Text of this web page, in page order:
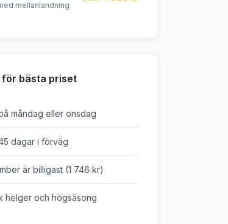
mellanlandning
för bästa priset
måndag eller onsdag
dagar i förväg
är billigast (1 746 kr)
helger och högsäsong